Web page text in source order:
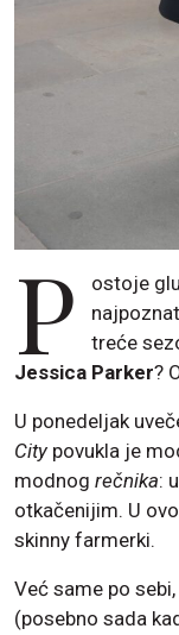
P
ostoje
treće
Jessica Parker?
U ponedeljak
City povukla je
modnog rečnika:
otkačenijim. U
skinny farmerki.
Već same po
(posebno sada